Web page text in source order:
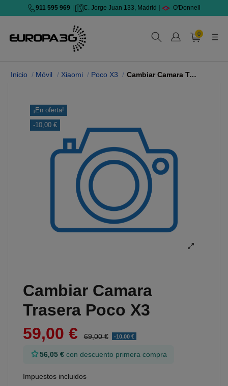
911 595 969 C. Jorge Juan 133, Madrid O'Donnell
0
Inicio Móvil Xiaomi Poco X3 Cambiar Camara Trasera
¡En oferta!
-10,00 €
Cambiar Camara
Trasera Poco X3
59,00 €
69,00 € -10,00 €
56,05 € con descuento primera compra
Impuestos incluidos